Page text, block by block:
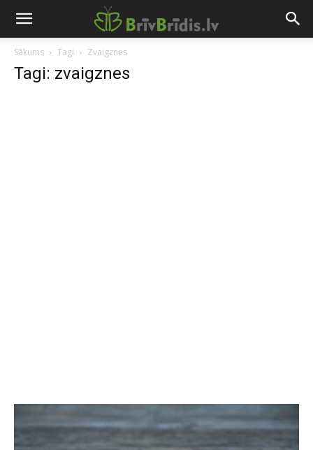
Sākums Tagi Zvaigznes
Tagi: zvaigznes